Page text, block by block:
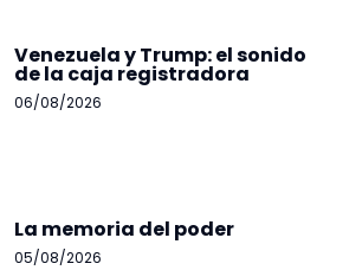
Venezuela y Trump: el sonido
de la caja registradora
06/08/2026
La memoria del poder
05/08/2026